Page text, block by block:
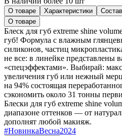
О товаре Характеристики Состав
О товаре
Блеск для губ extreme shine
губ! Формула с влажным
силиконов, частиц
не все: в линейке представлены
«спецэффектами». Выбирай:
увеличения губ или нежный
на 94% состоящая
сэкономить около 31 тонны
Блески для губ extreme shine
диапазоне оттенков — от
дополнят любой макияж.
#НовинкаВесна2024